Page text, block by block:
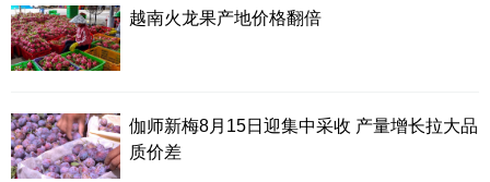
越南火龙果产地价格翻倍
伽师新梅8月15日迎集中采收 产量增长拉大品
质价差